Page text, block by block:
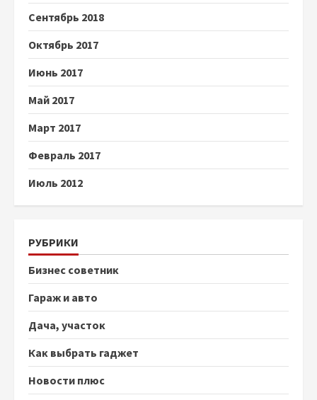
Сентябрь 2018
Октябрь 2017
Июнь 2017
Май 2017
Март 2017
Февраль 2017
Июль 2012
РУБРИКИ
Бизнес советник
Гараж и авто
Дача, участок
Как выбрать гаджет
Новости плюс